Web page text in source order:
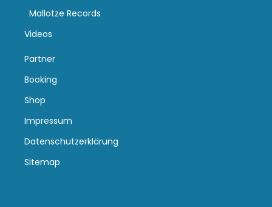
Mallotze Records
Videos
Partner
Booking
Shop
Impressum
Datenschutzerklärung
Sitemap